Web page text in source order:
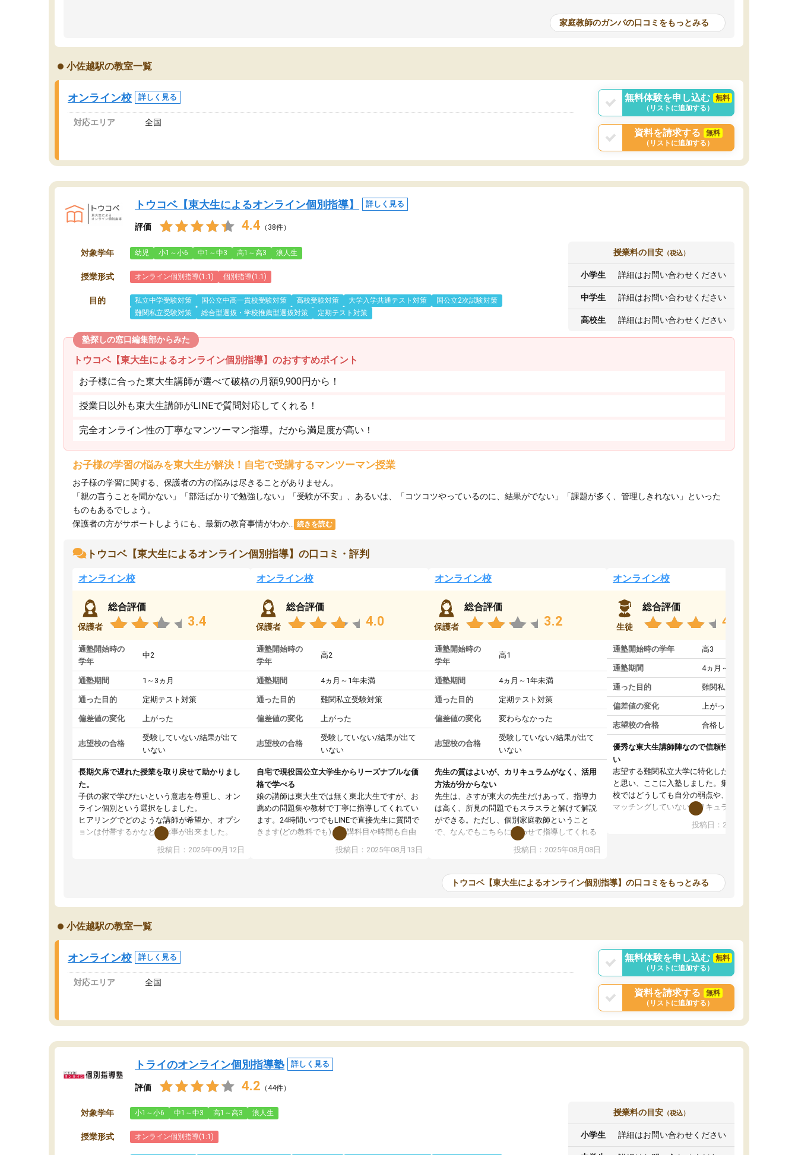
家庭教師のガンバの口コミをもっとみる
小佐越駅の教室一覧
オンライン校 詳しく見る
対応エリア 全国
無料体験を申し込む
無料
（リストに追加する）
資料を請求する
無料
（リストに追加する）
トウコベ【東大生によるオンライン個別指導】 詳しく見る
評価 4.4 （38件）
対象学年 幼児 小1～小6 中1～中3 高1～高3 浪人生
授業形式 オンライン個別指導(1:1) 個別指導(1:1)
目的 私立中学受験対策 国公立中高一貫校受験対策 高校受験対策 大学入学共通テスト対策
国公立2次試験対策
難関私立受験対策
総合型選抜・学校推薦型選抜対策 定期テスト対策
授業料の目安 （税込）
小学生 詳細はお問い合わせください
中学生 詳細はお問い合わせください
高校生 詳細はお問い合わせください
塾探しの窓口編集部からみた
トウコベ【東大生によるオンライン個別指導】のおすすめポイント
お子様に合った東大生講師が選べて破格の月額9,900円から！
授業日以外も東大生講師がLINEで質問対応してくれる！
完全オンライン性の丁寧なマンツーマン指導。だから満足度が高い！
お子様の学習の悩みを東大生が解決！自宅で受講するマンツーマン授業
お子様の学習に関する、保護者の方の悩みは尽きることがありません。
「親の言うことを聞かない」「部活ばかりで勉強しない」「受験が不安」、あるいは、「コツコツやっているのに、結果がでない」「課題が多く、管理しきれない」といった
ものもあるでしょう。
保護者の方がサポートしようにも、最新の教育事情がわか...
続きを読む
トウコベ【東大生によるオンライン個別指導】の口コミ・評判
オンライン校
保護者
総合評価
3.4
通塾開始時の
学年
中2
通塾期間 1～3ヵ月
通った目的 定期テスト対策
偏差値の変化 上がった
志望校の合格
受験していない/結果が出て
いない
長期欠席で遅れた授業を取り戻せて助かりまし
た。
子供の家で学びたいという意志を尊重し、オン
ライン個別という選択をしました。
ヒアリングでどのような講師が希望か、オプシ
ョンは付帯するかなど選ぶ事が出来ました。
講師とのマッチング後講師との初回ミーティン
グを行い、その講師で良いか他の講師を希望す
オンラインツールを使用した単語帳の共有があ
り宿題もそちらで出される形でした。
2ヶ月で担当講師の方がお辞めになると言う事で
講師変更の申し出があり、あまりに短期での変
更だった為、塾に通う事にして退会しました。
遅れも取り戻せ、授業内容や講師の方は良かっ
投稿日：2025年09月12日
オンライン校
保護者
総合評価
4.0
通塾開始時の
学年
高2
通塾期間 4ヵ月～1年未満
通った目的 難関私立受験対策
偏差値の変化 上がった
志望校の合格
受験していない/結果が出て
いない
自宅で現役国公立大学生からリーズナブルな価
格で学べる
娘の講師は東大生では無く東北大生ですが、お
薦めの問題集や教材で丁寧に指導してくれてい
ます。24時間いつでもLINEで直接先生に質問で
きます(どの教科でも)。受講科目や時間も自由
に決めれるので、個人に合った勉強ができると
思います。カリキュラム相談みたいなのがあり
ます。講師も合わなければチェンジできます
投稿日：2025年08月13日
オンライン校
保護者
総合評価
3.2
通塾開始時の
学年
高1
通塾期間 4ヵ月～1年未満
通った目的 定期テスト対策
偏差値の変化 変わらなかった
志望校の合格
受験していない/結果が出て
いない
先生の質はよいが、カリキュラムがなく、活用
方法が分からない
先生は、さすが東大の先生だけあって、指導力
は高く、所見の問題でもスラスラと解けて解説
ができる。ただし、個別家庭教師ということ
で、なんでもこちらに合わせて指導してくれる
のだが、具体的なカリキュラムがない。当方
は、授業の先取り学習をするため、学校の教科
いただいたが、1時間の時間を使って進められる
範囲は限られており、それであれば自学自習で
なく、上手い活用の仕方が分からず辞めること
投稿日：2025年08月08日
オンライン校
生徒
総合評価
4.4
通塾開始時の学年 高3
通塾期間 4ヵ月～1年未満
通った目的 難関私立受験対策
偏差値の変化 上がった
志望校の合格 合格した
優秀な東大生講師陣なので信頼性や安心感が高
い
志望する難関私立大学に特化した準備をしたい
と思い、ここに入塾しました。集団指導の予備
校ではどうしても自分の弱点や、志望校対策に
マッチングしていないカリキュラムに不安を感
また受験のノウハウを蓄積している優秀な東大
ツーマン指導によって、自分の志望校にふさわ
しいオリジナルのカリキュラムを提案してくれ
と感じました。
投稿日：2024年02月19日
トウコベ【東大生によるオンライン個別指導】の口コミをもっとみる
小佐越駅の教室一覧
オンライン校 詳しく見る
対応エリア 全国
無料体験を申し込む
無料
（リストに追加する）
資料を請求する
無料
（リストに追加する）
トライのオンライン個別指導塾 詳しく見る
評価 4.2 （44件）
対象学年 小1～小6 中1～中3 高1～高3 浪人生
授業形式 オンライン個別指導(1:1)
授業料の目安 （税込）
小学生 詳細はお問い合わせください